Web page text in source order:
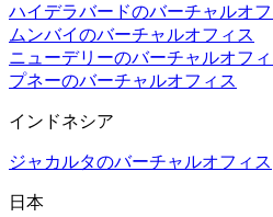
ハイデラバードのバーチャルオ
ムンバイのバーチャルオフィス
ニューデリーのバーチャルオフィ
プネーのバーチャルオフィス
インドネシア
ジャカルタのバーチャルオフィス
日本